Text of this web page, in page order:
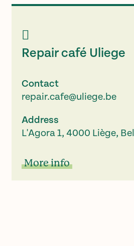
Repair café Uliege
Contact
repair.cafe@uliege.be
Address
L'Agora 1, 4000 Liège,
More info